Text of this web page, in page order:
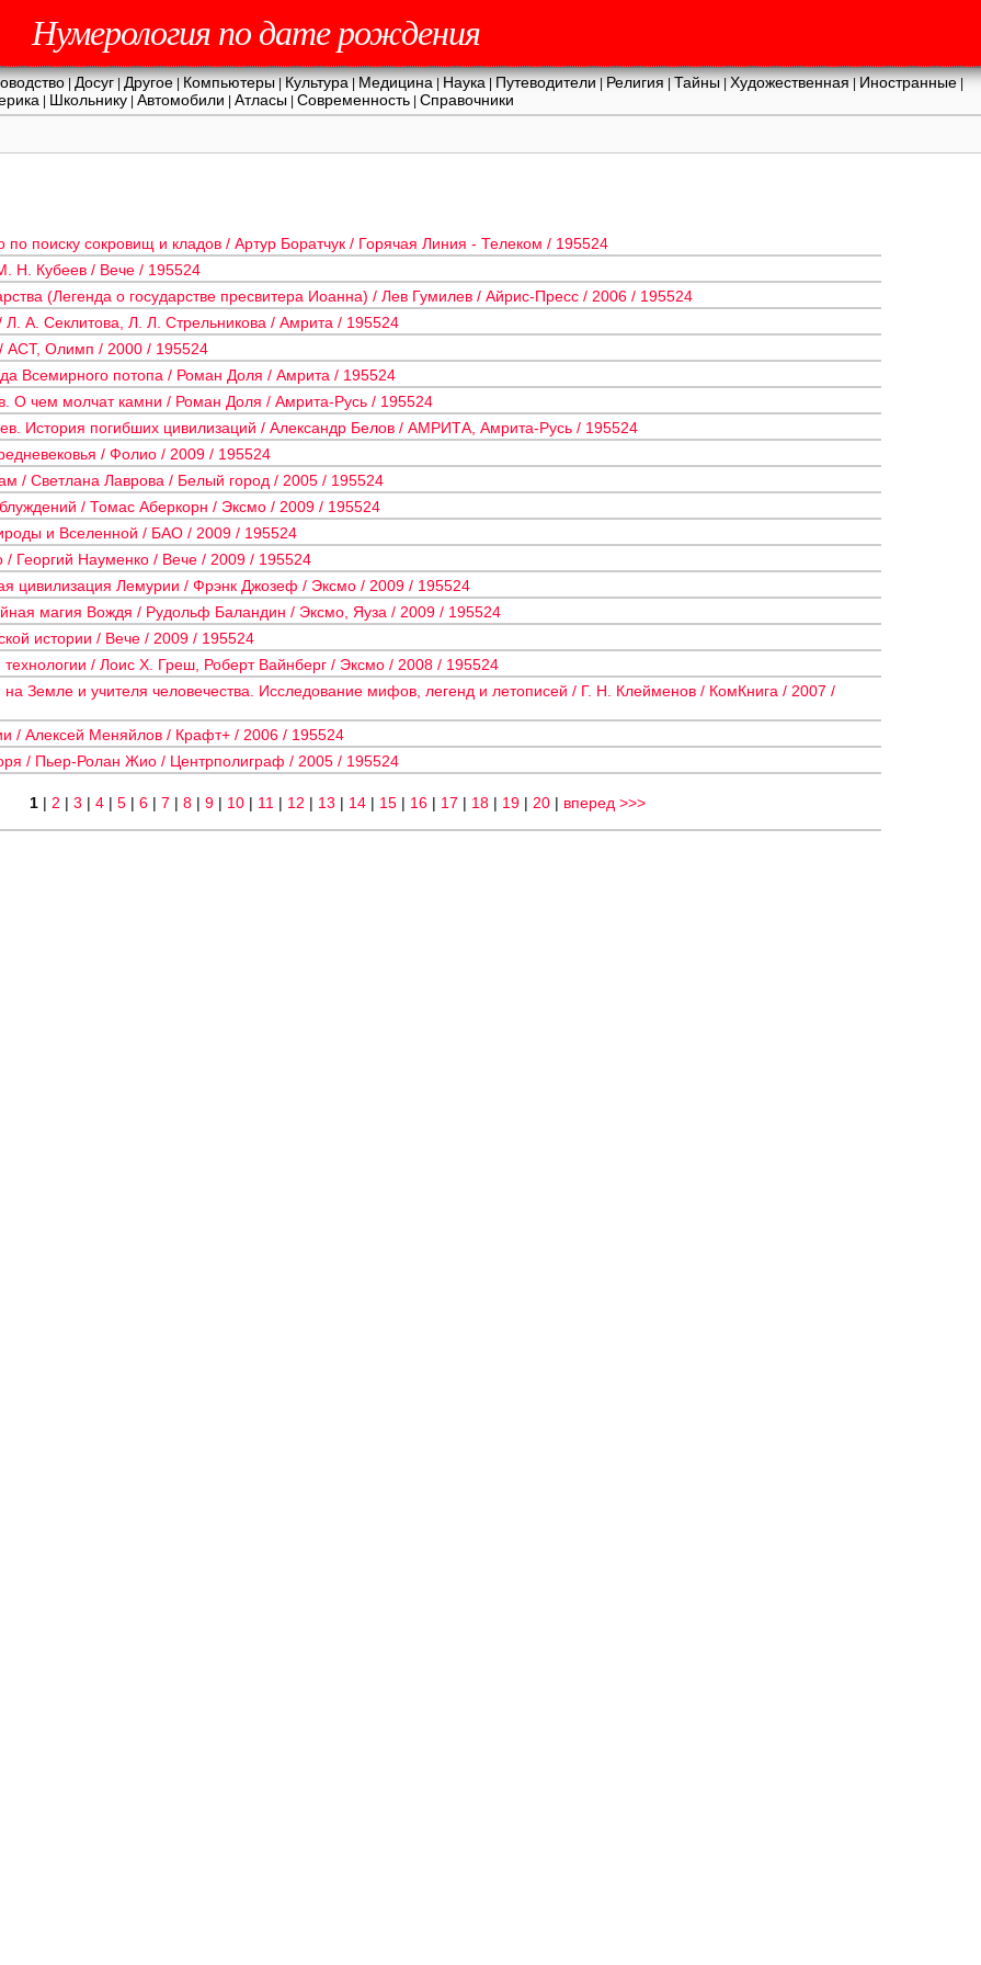
Нумерология по дате рождения
|Досуг|Другое|Компьютеры|Культура|Медицина|Наука|Путеводители|Религия|Тайны|Художественная|Иностранные|
Школьнику Автомобили Атласы Современность Справочники
по поиску сокровищ и кладов / Артур Боратчук / Горячая Линия - Телеком / 195524
Н. Кубеев / Вече / 195524
(Легенда о государстве пресвитера Иоанна) / Лев Гумилев / Айрис-Пресс / 2006 / 195524
А. Секлитова, Л. Л. Стрельникова / Амрита / 195524
АСТ, Олимп / 2000 / 195524
Всемирного потопа / Роман Доля / Амрита / 195524
О чем молчат камни / Роман Доля / Амрита-Русь / 195524
История погибших цивилизаций / Александр Белов / АМРИТА, Амрита-Русь / 195524
/ Фолио / 2009 / 195524
/ Светлана Лаврова / Белый город / 2005 / 195524
/ Томас Аберкорн / Эксмо / 2009 / 195524
и Вселенной / БАО / 2009 / 195524
Георгий Науменко / Вече / 2009 / 195524
цивилизация Лемурии / Фрэнк Джозеф / Эксмо / 2009 / 195524
магия Вождя / Рудольф Баландин / Эксмо, Яуза / 2009 / 195524
истории / Вече / 2009 / 195524
/ Лоис Х. Греш, Роберт Вайнберг / Эксмо / 2008 / 195524
Земле и учителя человечества. Исследование мифов, легенд и летописей / Г. Н. Клейменов / КомКнига / 2007 /
/ Алексей Меняйлов / Крафт+ / 2006 / 195524
/ Пьер-Ролан Жио / Центрполиграф / 2005 / 195524
1 | 2 |3 |4 |5 |6 |7 |8 |9 | 10 | 11 | 12 | 13 | 14 | 15 | 16 | 17 | 18 | 19 | 20 | вперед >>>